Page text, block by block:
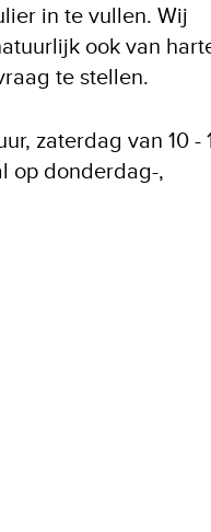
in te vullen. Wij
ook van
te stellen.
zaterdag van 10 -
op donderdag-,